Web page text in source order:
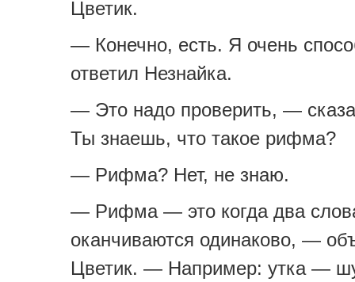
Цветик.
— Конечно, есть. Я очень
ответил Незнайка.
— Это надо проверить, —
Ты знаешь, что такое рифма?
— Рифма? Нет, не знаю.
— Рифма — это когда два
оканчиваются одинаково, —
Цветик. — Например: утка —